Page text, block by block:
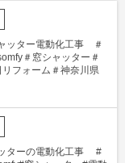
ッター電動化工事 ＃
＃窓シャッター＃
フォーム＃神奈川県
ターの電動化工事 #